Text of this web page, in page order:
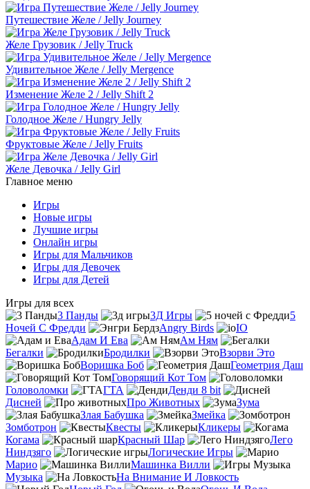
Путешествие Желе / Jelly Journey
Желе Грузовик / Jelly Truck
Удивительное Желе / Jelly Mergence
Изменение Желе 2 / Jelly Shift 2
Голодное Желе / Hungry Jelly
Фруктовые Желе / Jelly Fruits
Желе Девочка / Jelly Girl
Главное меню
Игры
Новые игры
Лучшие игры
Онлайн игры
Игры для Мальчиков
Игры для Девочек
Игры для Детей
Игры для всех
3 Панды
3Д Игры
5
Ночей С Фредди
Angry Birds
IO
Адам И Ева
Ам Ням
Бегалки
Бродилки
Взорви Это
Воришка Боб
Геометрия Даш
Говорящий Кот Том
Головоломки
ГТА
Денди 8 bit
Дисней
Про Животных
Зума
Злая Бабушка
Змейка
Зомботрон
Квесты
Кликеры
Когама
Красный Шар
Лего
Ниндзяго
Логические Игры
Марио
Машинка Вилли
Музыка
На Внимание И Ловкость